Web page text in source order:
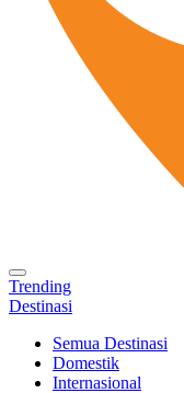
Trending
Destinasi
Semua Destinasi
Domestik
Internasional